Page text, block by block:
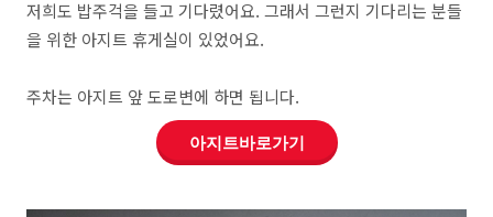
저희도 밥주걱을 들고 기다렸어요. 그래서 그런지 기다리는 분들
을 위한 아지트 휴게실이 있었어요.
주차는 아지트 앞 도로변에 하면 됩니다.
아지트바로가기